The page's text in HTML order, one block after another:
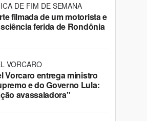
DE FIM DE SEMANA
filmada de um motorista e
ferida de Rondônia
VORCARO
Vorcaro entrega ministro
e do Governo Lula:
avassaladora"